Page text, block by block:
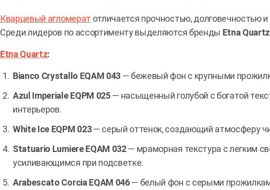
Кварцевый агломерат отличается прочностью, долговечностью
Среди лидеров по ассортименту выделяются бренды Etna Quartz
Etna Quartz:
Bianco Crystallo EQAM 043 — бежевый фон с крупными
Azul Imperiale EQPM 025— насыщенный голубой с богатой
интерьеров.
White Ice EQPM 023— серый оттенок, создающий атмосферу
Statuario Lumiere EQAM 032— мраморная текстура с легким
усиливающимся при подсветке.
Arabescato Corcia EQAM 046— белый фон с серыми